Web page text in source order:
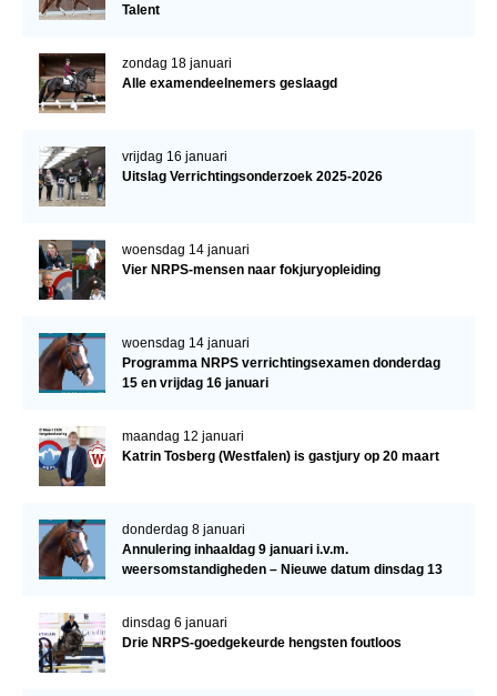
Talent
zondag 18 januari
Alle examendeelnemers geslaagd
vrijdag 16 januari
Uitslag Verrichtingsonderzoek 2025-2026
woensdag 14 januari
Vier NRPS-mensen naar fokjuryopleiding
woensdag 14 januari
Programma NRPS verrichtingsexamen donderdag
15 en vrijdag 16 januari
maandag 12 januari
Katrin Tosberg (Westfalen) is gastjury op 20 maart
donderdag 8 januari
Annulering inhaaldag 9 januari i.v.m.
weersomstandigheden – Nieuwe datum dinsdag 13
dinsdag 6 januari
Drie NRPS-goedgekeurde hengsten foutloos